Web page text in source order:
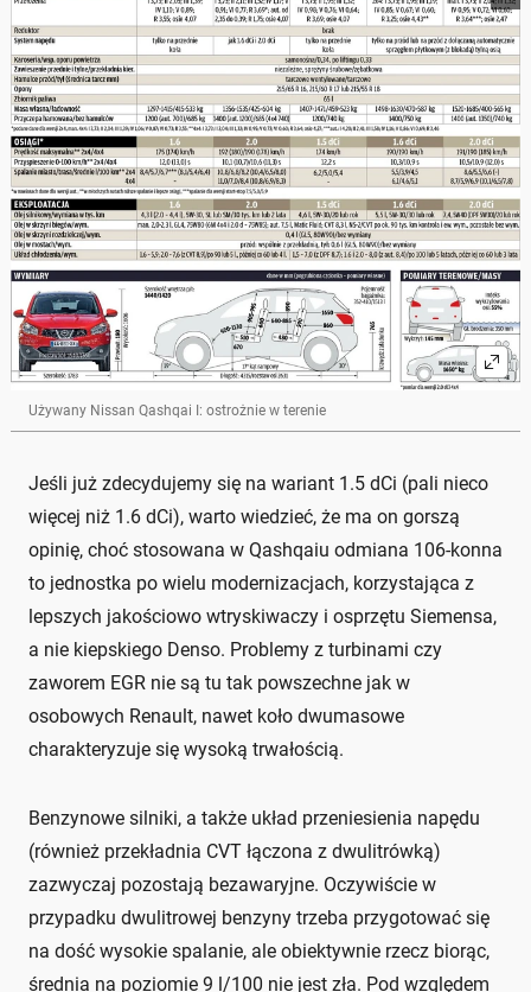
Używany Nissan Qashqai I: ostrożnie w terenie
Jeśli już zdecydujemy się na wariant 1.5 dCi (pali nieco
więcej niż 1.6 dCi), warto wiedzieć, że ma on gorszą
opinię, choć stosowana w Qashqaiu odmiana 106-konna
to jednostka po wielu modernizacjach, korzystająca z
lepszych jakościowo wtryskiwaczy i osprzętu Siemensa,
a nie kiepskiego Denso. Problemy z turbinami czy
zaworem EGR nie są tu tak powszechne jak w
osobowych Renault, nawet koło dwumasowe
charakteryzuje się wysoką trwałością.
Benzynowe silniki, a także układ przeniesienia napędu
(również przekładnia CVT łączona z dwulitrówką)
zazwyczaj pozostają bezawaryjne. Oczywiście w
przypadku dwulitrowej benzyny trzeba przygotować się
na dość wysokie spalanie, ale obiektywnie rzecz biorąc,
średnia na poziomie 9 l/100 nie jest zła. Pod względem